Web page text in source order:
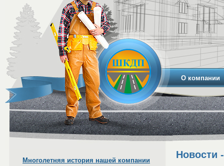
О компании
Многолетняя история нашей компании
Новости